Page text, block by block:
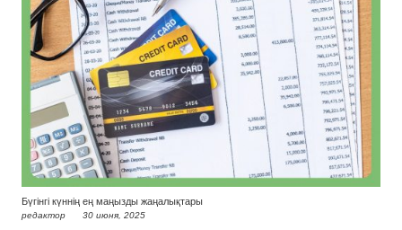
Бүгінгі күннің ең маңызды жаңалықтары
редактор 30 июня, 2025